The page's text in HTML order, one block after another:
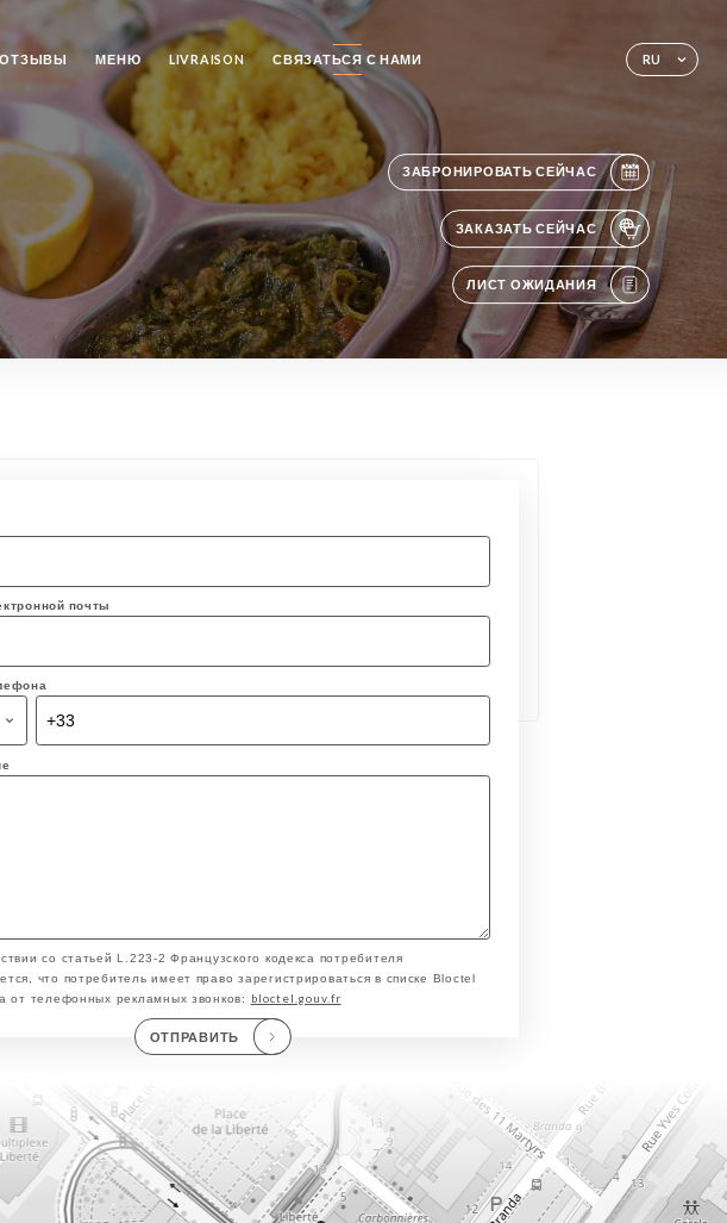
RU
ОТЗЫВЫ МЕНЮ LIVRAISON СВЯЗАТЬСЯ С НАМИ
ЗАБРОНИРОВАТЬ СЕЙЧАС
ЗАКАЗАТЬ СЕЙЧАС
ЛИСТ ОЖИДАНИЯ
почты
со статьей L.223-2 Французского кодекса потребителя
что потребитель имеет право зарегистрироваться в списке Bloctel
от телефонных рекламных звонков:
bloctel.gouv.fr
ОТПРАВИТЬ